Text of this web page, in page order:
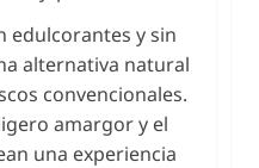
edulcorantes y sin
alternativa natural
convencionales.
amargor y el
una experiencia